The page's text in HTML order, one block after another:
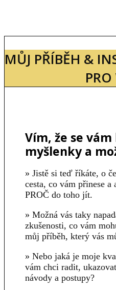
MŮJ PŘÍBĚH &
PRO
Vím, že se
myšlenky a
» Jistě si teď říkáte, o
cesta, co vám přinese a
PROČ do toho jít.
» Možná vás taky
zkušenosti, co vám
můj příběh, který vás
» Nebo jaká je moje
vám chci radit,
návody a postupy?